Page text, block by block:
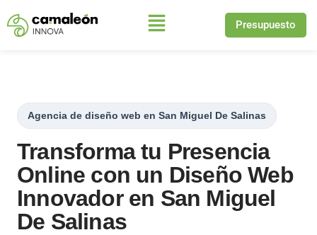
Saltar
Presupuesto
Agencia de diseño web en San Miguel De Salinas
Transforma tu Presencia
Online con un Diseño Web
Innovador en San Miguel
De Salinas